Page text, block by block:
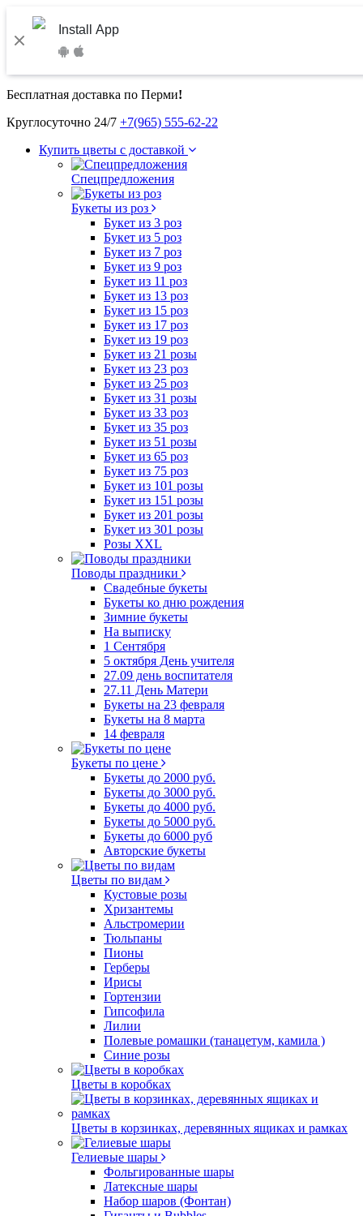
Install App
Бесплатная доставка по Перми!
Круглосуточно 24/7 +7(965) 555-62-22
Купить цветы с доставкой
Спецпредложения
Букеты из роз
Букет из 3 роз
Букет из 5 роз
Букет из 7 роз
Букет из 9 роз
Букет из 11 роз
Букет из 13 роз
Букет из 15 роз
Букет из 17 роз
Букет из 19 роз
Букет из 21 розы
Букет из 23 роз
Букет из 25 роз
Букет из 31 розы
Букет из 33 роз
Букет из 35 роз
Букет из 51 розы
Букет из 65 роз
Букет из 75 роз
Букет из 101 розы
Букет из 151 розы
Букет из 201 розы
Букет из 301 розы
Розы XXL
Поводы праздники
Свадебные букеты
Букеты ко дню рождения
Зимние букеты
На выписку
1 Сентября
5 октября День учителя
27.09 день воспитателя
27.11 День Матери
Букеты на 23 февраля
Букеты на 8 марта
14 февраля
Букеты по цене
Букеты до 2000 руб.
Букеты до 3000 руб.
Букеты до 4000 руб.
Букеты до 5000 руб.
Букеты до 6000 руб
Авторские букеты
Цветы по видам
Кустовые розы
Хризантемы
Альстромерии
Тюльпаны
Пионы
Герберы
Ирисы
Гортензии
Гипсофила
Лилии
Полевые ромашки (танацетум, камила )
Синие розы
Цветы в коробках
Цветы в корзинках, деревянных ящиках и рамках
Гелиевые шары
Фольгированные шары
Латексные шары
Набор шаров (Фонтан)